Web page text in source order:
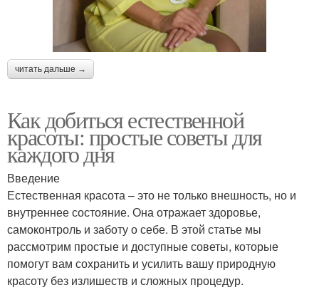
читать дальше →
Как добиться естественной
красоты: простые советы для
каждого дня
Введение
Естественная красота – это не только внешность, но и
внутреннее состояние. Она отражает здоровье,
самоконтроль и заботу о себе. В этой статье мы
рассмотрим простые и доступные советы, которые
помогут вам сохранить и усилить вашу природную
красоту без излишеств и сложных процедур.